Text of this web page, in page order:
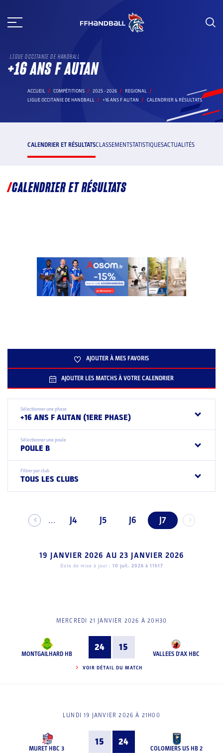
au
LIGUE OCCITANIE DE HANDBALL
+16 ANS F AUTAN
ACCUEIL COMPÉTITIONS 2025 - 2026
REGIONAL
LIGUE OCCITANIE DE HANDBALL
+16 ANS F AUTAN CALENDRIER & RÉSULTATS
CALENDRIER ET RÉSULTATSCLASSEMENTSTATISTIQUESACTUALITÉS
CALENDRIER ET RÉSULTATS
AJOUTER À MES FAVORIS
AJOUTER LES MATCHS À VOTRE CALENDRIER
Sélectionner une phase
+16 ANS F AUTAN (1ERE PHASE)
Sélectionner une poule
POULE B
Filtrer par club
TOUS LES CLUBS
... J4 J5 J6 J7
19 JANVIER 2026 AU 23 JANVIER 2026
Date de mise à jour : 10 juil. 2026 à 11h17
MERCREDI 21 JANVIER 2026 À 20H30
MONTGAILHARD HB
24 15
VALLEES D'AX HBC
VOIR DÉTAIL DU MATCH
LUNDI 19 JANVIER 2026 À 21H00
MURET HBC 3
15 24
COLOMIERS US HB 2